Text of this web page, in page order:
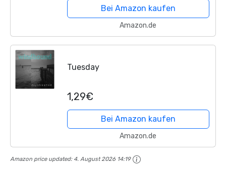
Bei Amazon kaufen
Amazon.de
Tuesday
1,29€
Bei Amazon kaufen
Amazon.de
Amazon price updated: 4. August 2026 14:19